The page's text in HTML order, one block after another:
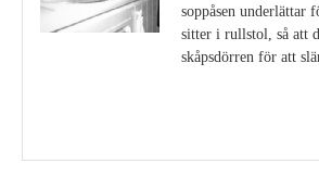
soppåsen underlättar
sitter i rullstol, så att
skåpsdörren för att